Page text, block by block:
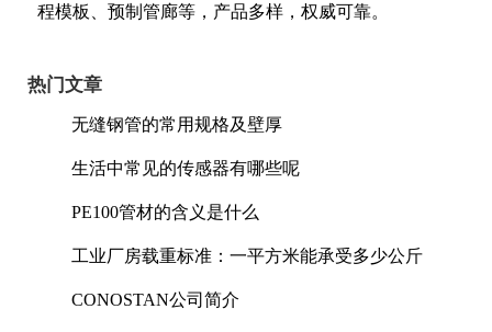
程模板、预制管廊等，产品多样，权威可靠。
热门文章
无缝钢管的常用规格及壁厚
生活中常见的传感器有哪些呢
PE100管材的含义是什么
工业厂房载重标准：一平方米能承受多少公斤
CONOSTAN公司简介